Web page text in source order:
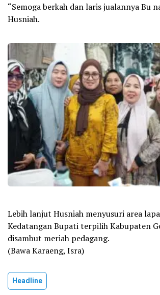
“Semoga berkah dan laris jualannya Bu
Husniah.
Lebih lanjut Husniah menyusuri area
Kedatangan Bupati terpilih Kabupaten
disambut meriah pedagang.
(Bawa Karaeng, Isra)
Headline